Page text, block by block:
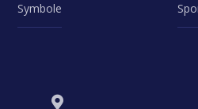
Symbole